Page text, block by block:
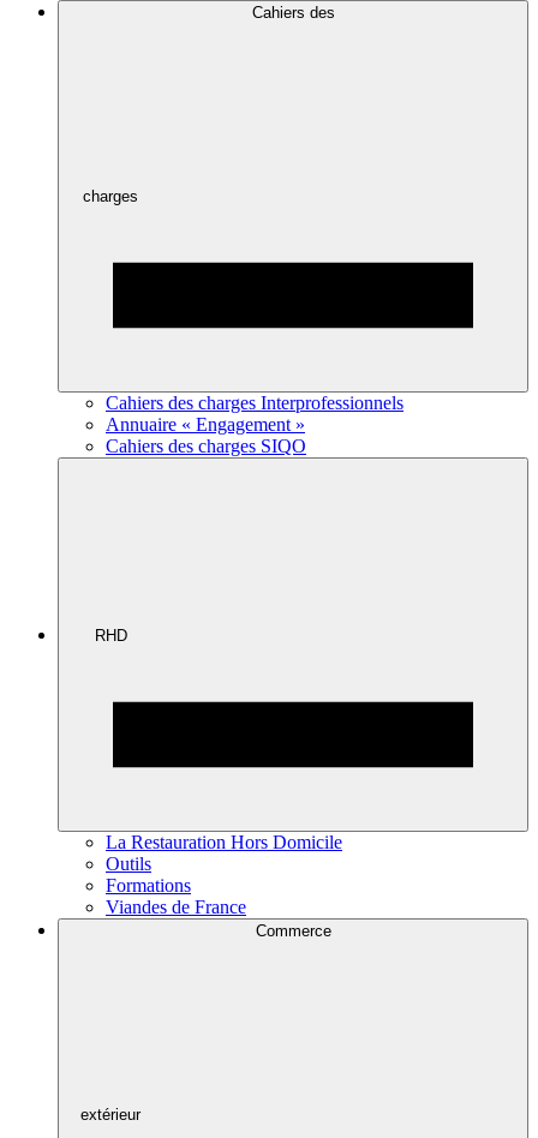
Cahiers des
charges
Cahiers des charges Interprofessionnels
Annuaire « Engagement »
Cahiers des charges SIQO
RHD
La Restauration Hors Domicile
Outils
Formations
Viandes de France
Commerce
extérieur